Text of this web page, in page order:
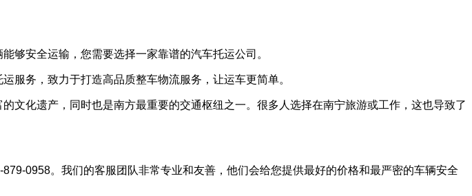
够安全运输，您需要选择一家靠谱的汽车托运公司。
服务，致力于打造高品质整车物流服务，让运车更简单。
文化遗产，同时也是南方最重要的交通枢纽之一。很多人选择在南宁旅游或工作，这也导致了
0958。我们的客服团队非常专业和友善，他们会给您提供最好的价格和最严密的车辆安全